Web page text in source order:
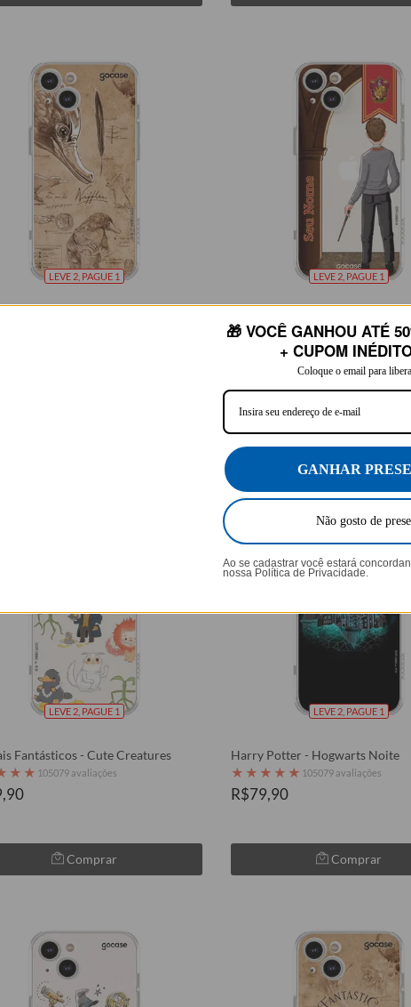
LEVE 2, PAGUE 1 LEVE 2, PAGUE 1
Harry Potter - Garoto Hogwarts
★ ★★★ ★105079 avaliações
R$79,90
LEVE 2, PAGUE 1
Fantásticos - Cute Creatures
★ ★ 105079 avaliações
Comprar
LEVE 2, PAGUE 1
Harry Potter - Hogwarts Noite
★ ★ ★ ★ ★ 105079 avaliações
R$79,90
Comprar
🎁 VOCÊ GANHOU ATÉ
+ CUPOM
Coloque o email para
GANHAR
Não gosto de
Ao se cadastrar você estará
nossa Política de Privacidade.